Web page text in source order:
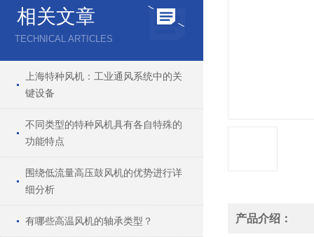
相关文章
TECHNICAL ARTICLES
上海特种风机：工业通风系统中的关
键设备
不同类型的特种风机具有各自特殊的
功能特点
围绕低流量高压鼓风机的优势进行详
细分析
有哪些高温风机的轴承类型？ 产品介绍：